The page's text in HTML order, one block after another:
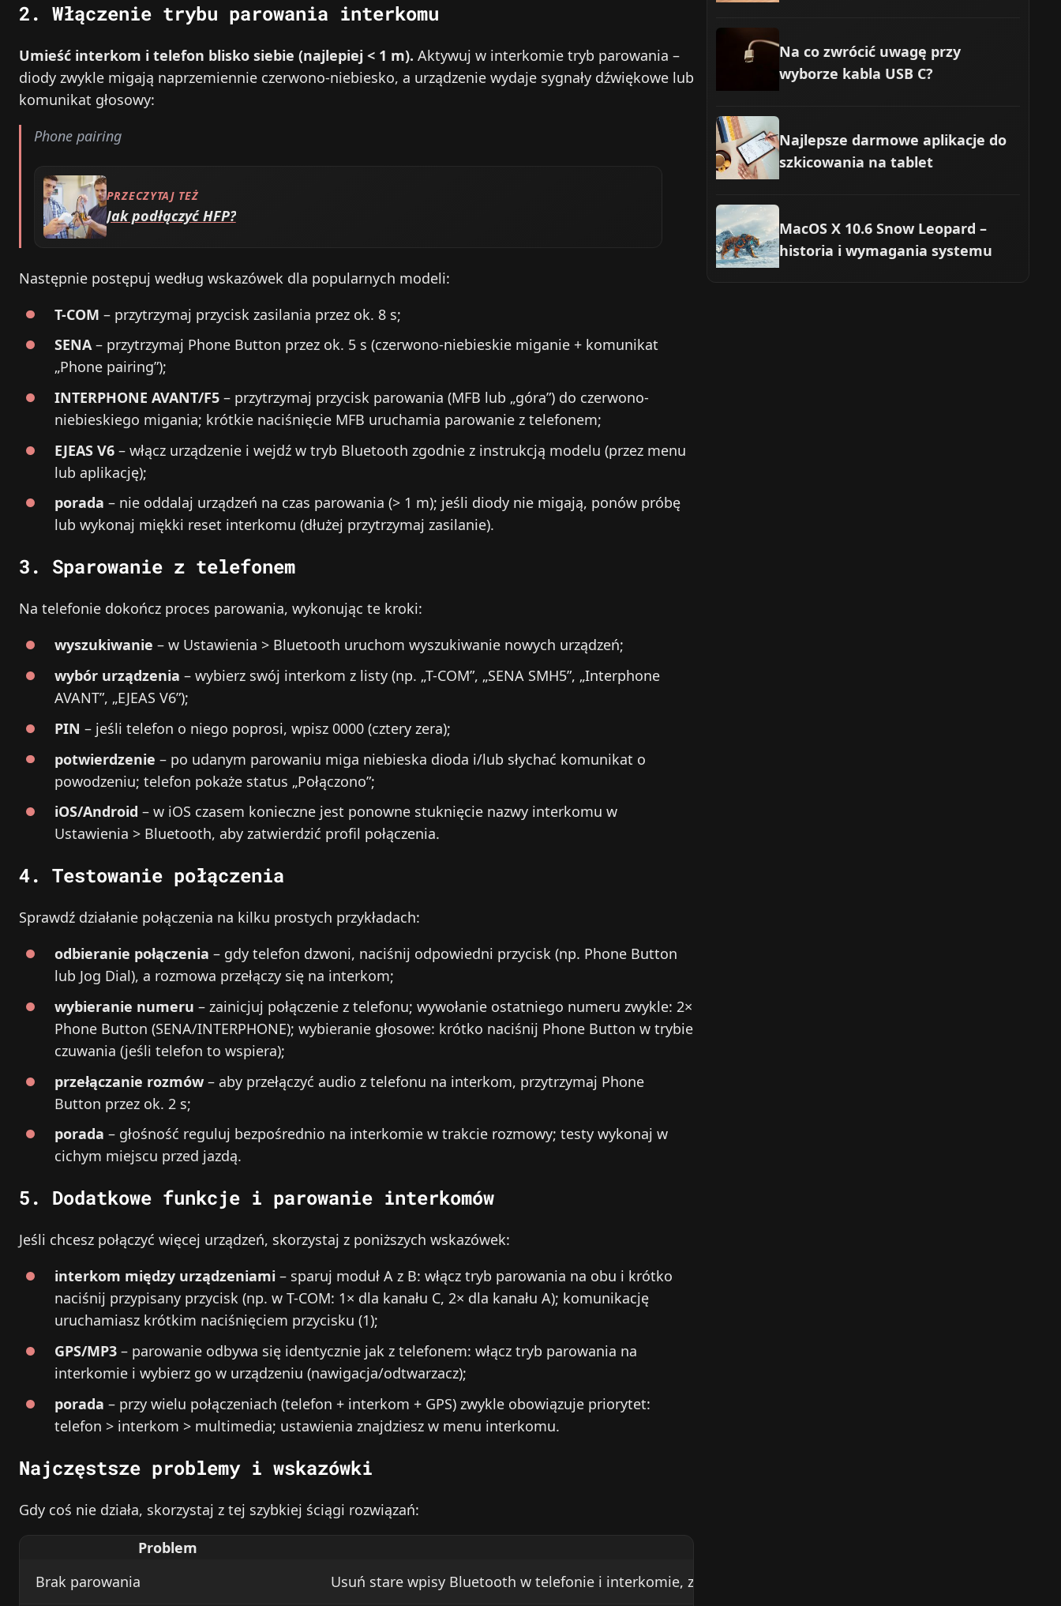
2. Włączenie trybu parowania interkomu
Umieść interkom i telefon blisko siebie (najlepiej < 1 m). Aktywuj w interkomie tryb parowania –
diody zwykle migają naprzemiennie czerwono-niebiesko, a urządzenie wydaje sygnały dźwiękowe lub
komunikat głosowy:
Phone pairing
PRZECZYTAJ TEŻ
Jak podłączyć HFP?
Następnie postępuj według wskazówek dla popularnych modeli:
T-COM – przytrzymaj przycisk zasilania przez ok. 8 s;
SENA– przytrzymaj Phone Button przez ok. 5 s (czerwono-niebieskie miganie + komunikat
„Phone pairing”);
INTERPHONE AVANT/F5 – przytrzymaj przycisk parowania (MFB lub „góra”) do czerwono-
niebieskiego migania; krótkie naciśnięcie MFB uruchamia parowanie z telefonem;
EJEAS V6 – włącz urządzenie i wejdź w tryb Bluetooth zgodnie z instrukcją modelu (przez menu
lub aplikację);
porada – nie oddalaj urządzeń na czas parowania (> 1 m); jeśli diody nie migają, ponów próbę
lub wykonaj miękki reset interkomu (dłużej przytrzymaj zasilanie).
3. Sparowanie z telefonem
Na telefonie dokończ proces parowania, wykonując te kroki:
wyszukiwanie – w Ustawienia > Bluetooth uruchom wyszukiwanie nowych urządzeń;
wybór urządzenia – wybierz swój interkom z listy (np. „T-COM”, „SENA SMH5”, „Interphone
AVANT”, „EJEAS V6”);
PIN – jeśli telefon o niego poprosi, wpisz 0000 (cztery zera);
potwierdzenie – po udanym parowaniu miga niebieska dioda i/lub słychać komunikat o
powodzeniu; telefon pokaże status „Połączono”;
iOS/Android – w iOS czasem konieczne jest ponowne stuknięcie nazwy interkomu w
Ustawienia > Bluetooth, aby zatwierdzić profil połączenia.
4. Testowanie połączenia
Sprawdź działanie połączenia na kilku prostych przykładach:
odbieranie połączenia – gdy telefon dzwoni, naciśnij odpowiedni przycisk (np. Phone Button
lub Jog Dial), a rozmowa przełączy się na interkom;
wybieranie numeru – zainicjuj połączenie z telefonu; wywołanie ostatniego numeru zwykle: 2×
Phone Button (SENA/INTERPHONE); wybieranie głosowe: krótko naciśnij Phone Button w trybie
czuwania (jeśli telefon to wspiera);
przełączanie rozmów – aby przełączyć audio z telefonu na interkom, przytrzymaj Phone
Button przez ok. 2 s;
porada – głośność reguluj bezpośrednio na interkomie w trakcie rozmowy; testy wykonaj w
cichym miejscu przed jazdą.
5. Dodatkowe funkcje i parowanie interkomów
Jeśli chcesz połączyć więcej urządzeń, skorzystaj z poniższych wskazówek:
interkom między urządzeniami – sparuj moduł A z B: włącz tryb parowania na obu i krótko
naciśnij przypisany przycisk (np. w T-COM: 1× dla kanału C, 2× dla kanału A); komunikację
uruchamiasz krótkim naciśnięciem przycisku (1);
GPS/MP3 – parowanie odbywa się identycznie jak z telefonem: włącz tryb parowania na
interkomie i wybierz go w urządzeniu (nawigacja/odtwarzacz);
porada – przy wielu połączeniach (telefon + interkom + GPS) zwykle obowiązuje priorytet:
telefon > interkom > multimedia; ustawienia znajdziesz w menu interkomu.
Najczęstsze problemy i wskazówki
Gdy coś nie działa, skorzystaj z tej szybkiej ściągi rozwiązań:
Problem
Brak parowania
Usuń stare wpisy Bluetooth w telefonie i interkomie, zbliż urządzenia (< 1 m) i ponów tryb parowania (np.
Na co zwrócić uwagę przy
wyborze kabla USB C?
Najlepsze darmowe aplikacje do
szkicowania na tablet
MacOS X 10.6 Snow Leopard –
historia i wymagania systemu